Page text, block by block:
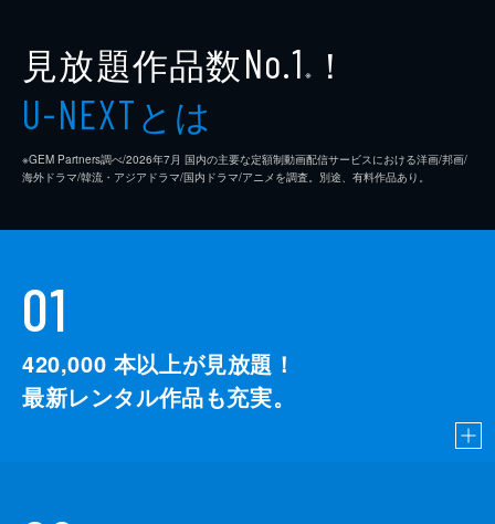
見放題作品数No.1 ※ ！
U-NEXTとは
※GEM Partners調べ/2026年7⽉ 国内の主要な定額制動画配信サービスにおける洋画/邦画/
海外ドラマ/韓流・アジアドラマ/国内ドラマ/アニメを調査。別途、有料作品あり。
01
420,000 本以上が見放題！
最新レンタル作品も充実。